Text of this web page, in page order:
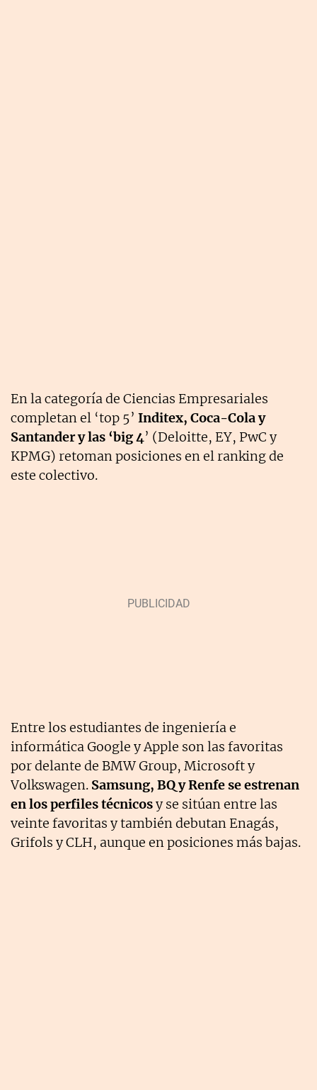
En la categoría de Ciencias Empresariales
completan el ‘top 5’ Inditex, Coca-Cola y
Santander y las ‘big 4’ (Deloitte, EY, PwC y
KPMG) retoman posiciones en el ranking de
este colectivo.
Entre los estudiantes de ingeniería e
informática Google y Apple son las favoritas
por delante de BMW Group, Microsoft y
Volkswagen. Samsung, BQ y Renfe se estrenan
en los perfiles técnicosy se sitúan entre las
veinte favoritas y también debutan Enagás,
Grifols y CLH, aunque en posiciones más bajas.